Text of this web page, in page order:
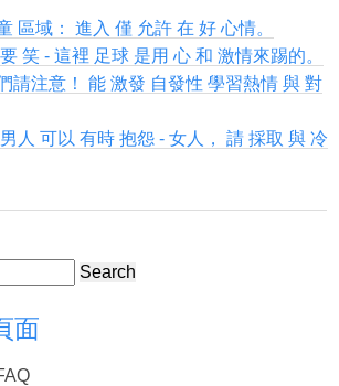
區域： 進入 僅 允許 在 好 心情。
笑 - 這裡 足球 是用 心 和 激情來踢的。
請注意！ 能 激發 自發性 學習熱情 與 對
人 可以 有時 抱怨 - 女人， 請 採取 與 冷
Search
面